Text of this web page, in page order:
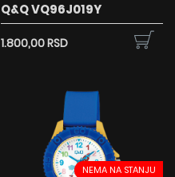
Q&Q VQ96J019Y
1.800,00 RSD
NEMA NA STANJU